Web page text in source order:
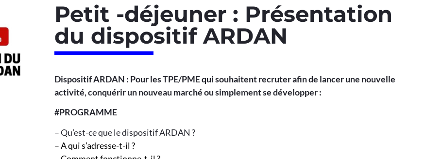
Petit -déjeuner : Présentation
du dispositif ARDAN
Dispositif ARDAN : Pour les TPE/PME qui souhaitent recruter afin de lancer une nouvelle
activité, conquérir un nouveau marché ou simplement se développer :
#PROGRAMME
– Qu’est-ce que le dispositif ARDAN ?
– A qui s’adresse-t-il ?